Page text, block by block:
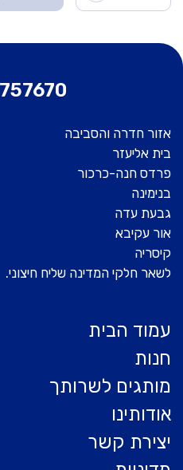
אזור חדרה והסביבה
בית אליעזר
פרדס חנה-כרכור
בנימינה
גבעת עדה
אור עקיבא
קיסריה
לשאר חלקי המדינה שליח חיצוני.
עמוד הבית
חנות
מותגים לשרותך
אודותינו
יצירת קשר